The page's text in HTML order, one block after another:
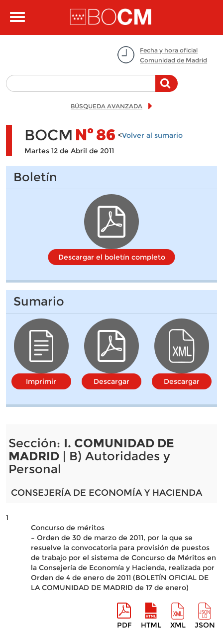
Toggle
Fecha y hora oficial
Comunidad de Madrid
BÚSQUEDA AVANZADA
BOCM Nº86 <Volver al sumario
Martes 12 de Abril de 2011
Boletín
Descargar el boletín completo
Sumario
Imprimir Descargar Descargar
Sección: I. COMUNIDAD DE
MADRID| B) Autoridades y
Personal
CONSEJERÍA DE ECONOMÍA Y HACIENDA
1
Concurso de méritos
– Orden de 30 de marzo de 2011, por la que se
resuelve la convocatoria para provisión de puestos
de trabajo por el sistema de Concurso de Méritos en
la Consejería de Economía y Hacienda, realizada por
Orden de 4 de enero de 2011 (BOLETÍN OFICIAL DE
LA COMUNIDAD DE MADRID de 17 de enero)
PDF HTML XML JSON